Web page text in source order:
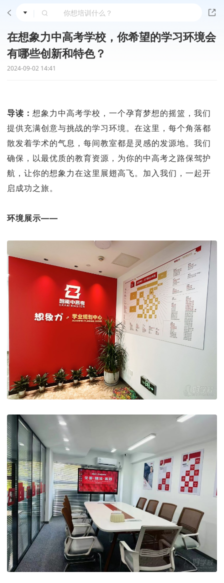
在想象力中高考学校，你希望的学习环境会
有哪些创新和特色？
2024-09-02 14:41
导读： 想象力中高考学校，一个孕育梦想的摇篮，我们
提供充满创意与挑战的学习环境。在这里，每个角落都
散发着学术的气息，每间教室都是灵感的发源地。我们
确保，以最优质的教育资源，为你的中高考之路保驾护
航，让你的想象力在这里展翅高飞。加入我们，一起开
启成功之旅。
环境展示——